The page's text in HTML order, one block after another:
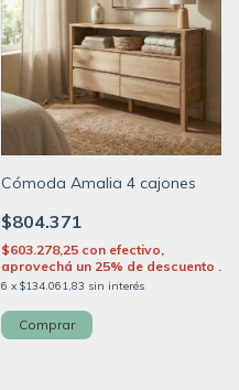
Cómoda Amalia 4 cajones
$804.371
6 x $134.061,83 sin interés
$603.278,25 con efectivo,
aprovechá un 25% de descuento .
Comprar